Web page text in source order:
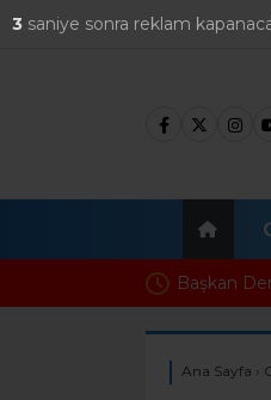
FOTO
Başkan
Ana Sayfa ›
1 saniye sonra reklam